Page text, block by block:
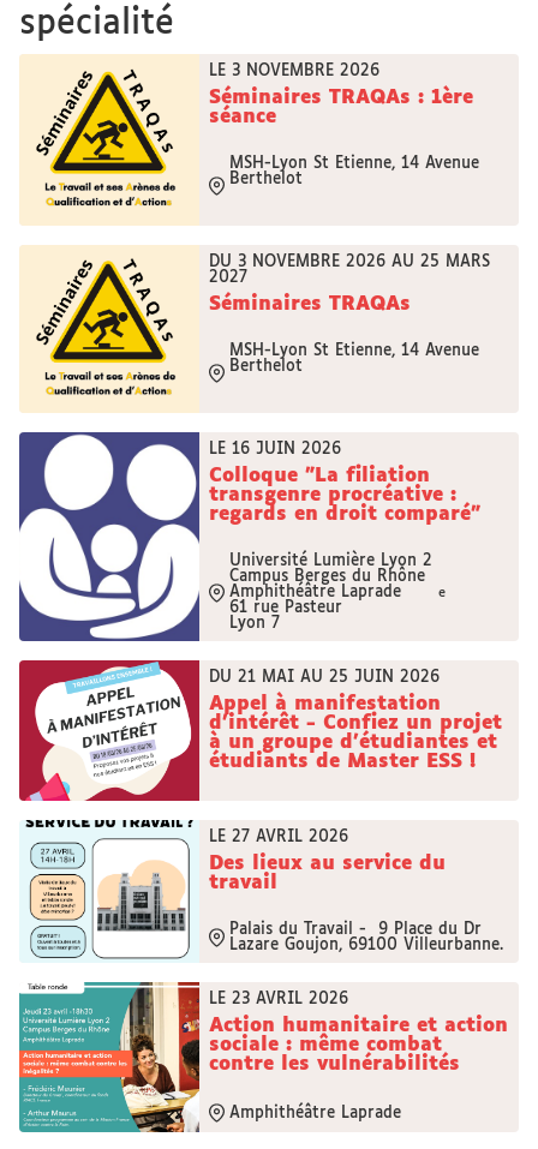
spécialité
LE 3 NOVEMBRE 2026
Séminaires TRAQAs : 1ère
séance
MSH-Lyon St Etienne, 14 Avenue
Berthelot
DU 3 NOVEMBRE 2026 AU 25 MARS
2027
Séminaires TRAQAs
MSH-Lyon St Etienne, 14 Avenue
Berthelot
LE 16 JUIN 2026
Colloque "La filiation
transgenre procréative :
regards en droit comparé"
Université Lumière Lyon 2
Campus Berges du Rhône
Amphithéâtre Laprade
61 rue Pasteur
Lyon 7
e
DU 21 MAI AU 25 JUIN 2026
Appel à manifestation
d'intérêt - Confiez un projet
à un groupe d'étudiantes et
étudiants de Master ESS !
LE 27 AVRIL 2026
Des lieux au service du
travail
Palais du Travail - 9 Place du Dr
Lazare Goujon, 69100 Villeurbanne.
LE 23 AVRIL 2026
Action humanitaire et action
sociale : même combat
contre les vulnérabilités
Amphithéâtre Laprade